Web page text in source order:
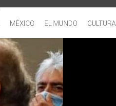
MÉXICO EL MUNDO CULTURA